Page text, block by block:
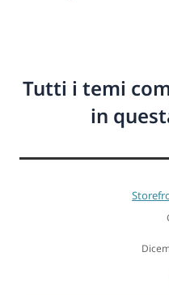
Tutti i temi
in